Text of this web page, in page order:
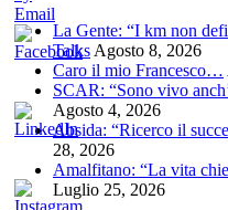
La Gente: “I km non
Talks Agosto 8, 2026
Caro il mio Francesco…
SCAR: “Sono vivo
Agosto 4, 2026
Absida: “Ricerco il
28, 2026
Amalfitano: “La vita
Luglio 25, 2026